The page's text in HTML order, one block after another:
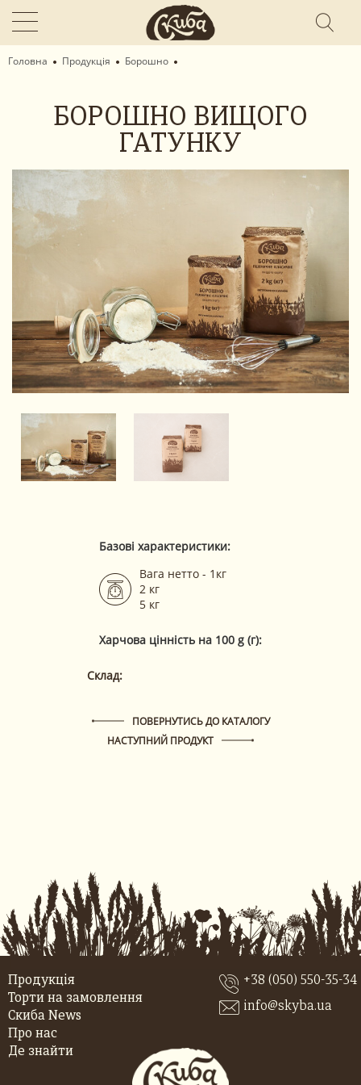
Головна Продукція Борошно
БОРОШНО ВИЩОГО
ГАТУНКУ
Базові характеристики:
Вага нетто - 1кг
2 кг
5 кг
Харчова цінність на 100 g (г):
Склад:
ПОВЕРНУТИСЬ ДО КАТАЛОГУ
НАСТУПНИЙ ПРОДУКТ
Продукція
Торти на замовлення
Скиба News
Про нас
Де знайти
+38 (050) 550-35-34
info@skyba.ua